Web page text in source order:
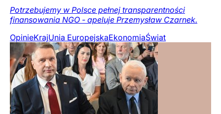
Potrzebujemy w Polsce pełnej transparentności
finansowania NGO - apeluje Przemysław Czarnek.
OpinieKrajUnia EuropejskaEkonomiaŚwiat